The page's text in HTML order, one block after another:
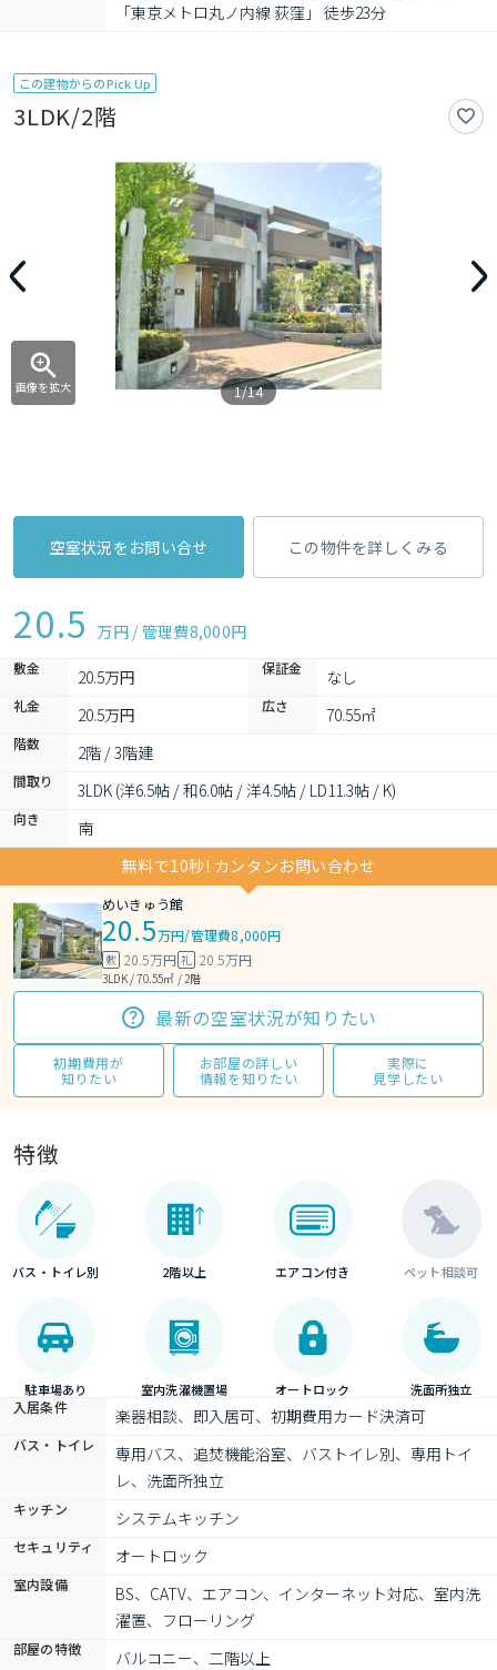
「東京メトロ丸ノ内線 荻窪」 徒歩23分
この建物からのPick Up
3LDK/2階
画像を拡大 1/14
空室状況をお問い合せ この物件を詳しくみる
20.5 万円 / 管理費8,000円
敷金 20.5万円 保証金 なし
礼金 20.5万円 広さ 70.55㎡
階数 2階 / 3階建
間取り 3LDK (洋6.5帖 / 和6.0帖 / 洋4.5帖 / LD11.3帖 / K)
向き
南
無料で10秒! カンタンお問い合わせ
めいきゅう館
20.5万円/管理費8,000円
敷 20.5万円 礼 20.5万円
3LDK / 70.55㎡ / 2階
最新の空室状況が知りたい
初期費用が
知りたい
お部屋の詳しい
情報を知りたい
実際に
見学したい
特徴
バス・トイレ別 2階以上 エアコン付き ペット相談可
駐車場あり 室内洗濯機置場 オートロック 洗面所独立
入居条件 楽器相談、即入居可、初期費用カード決済可
バス・トイレ
専用バス、追焚機能浴室、バストイレ別、専用トイ
レ、洗面所独立
キッチン システムキッチン
セキュリティ オートロック
室内設備
BS、CATV、エアコン、インターネット対応、室内洗
濯置、フローリング
部屋の特徴 バルコニー、二階以上